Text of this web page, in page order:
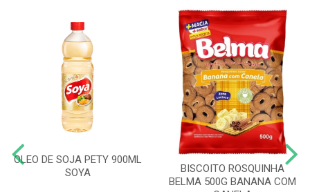
OLEO DE SOJA PETY 900ML
SOYA
BISCOITO ROSQUINHA
BELMA 500G BANANA COM